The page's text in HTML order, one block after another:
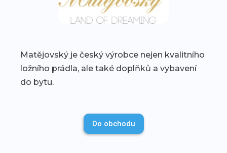
Matějovský je český výrobce nejen kvalitního
ložního prádla, ale také doplňků a vybavení
do bytu.
Do obchodu